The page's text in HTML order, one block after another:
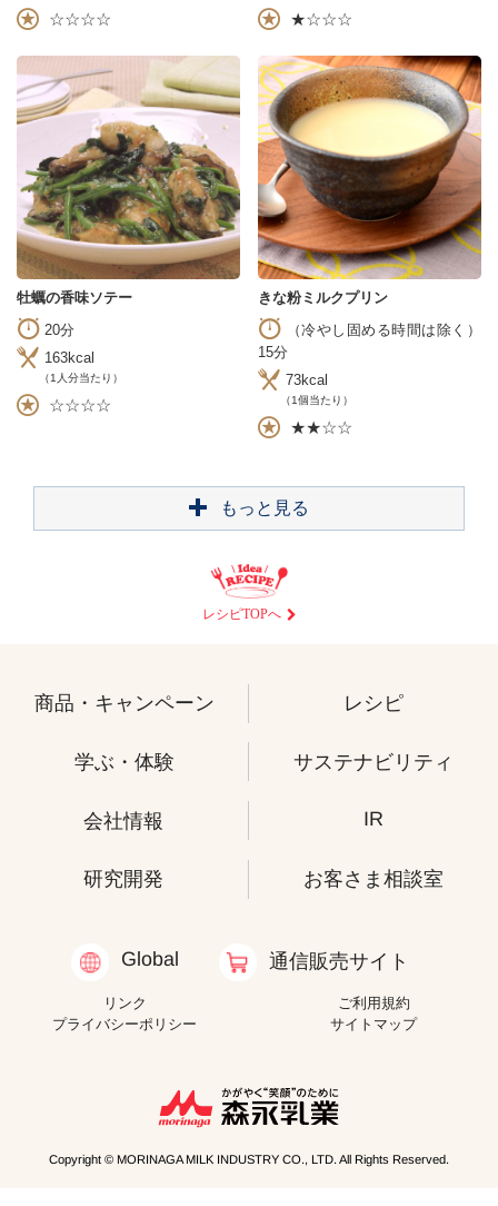
☆☆☆☆ ★☆☆☆
牡蠣の香味ソテー
20分
163kcal
（1人分当たり）
☆☆☆☆
きな粉ミルクプリン
（冷やし固める時間は除く）
15分
73kcal
（1個当たり）
★★☆☆
もっと見る
レシピTOPへ
商品・キャンペーン レシピ
学ぶ・体験 サステナビリティ
会社情報 IR
研究開発 お客さま相談室
Global 通信販売サイト
リンク
ご利用規約
プライバシーポリシー
サイトマップ
Copyright © MORINAGA MILK INDUSTRY CO., LTD. All Rights Reserved.